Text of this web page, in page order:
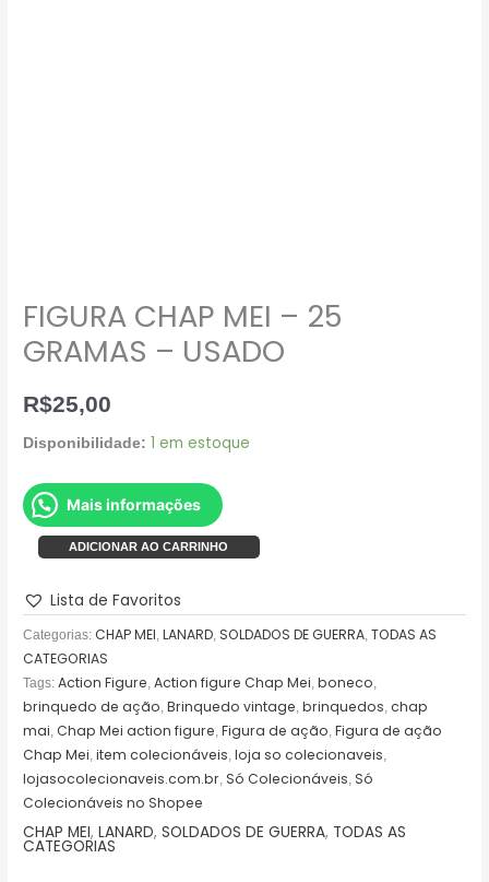
FIGURA CHAP MEI – 25
GRAMAS – USADO
R$25,00
Disponibilidade: 1 em estoque
Mais informações
ADICIONAR AO CARRINHO
Lista de Favoritos
Categorias:CHAP MEI ,LANARD ,SOLDADOS DE GUERRA ,TODAS AS
CATEGORIAS
Tags: Action Figure Action figure Chap Mei ,boneco
brinquedo de ação ,Brinquedo vintage ,brinquedos ,chap
mai ,Chap Mei action figure ,Figura de ação ,Figura de ação
Chap Mei ,item colecionáveis ,loja so colecionaveis
lojasocolecionaveis.com.br ,Só Colecionáveis ,Só
Colecionáveis no Shopee
CHAP MEI,LANARD,SOLDADOS DE GUERRA, TODAS AS
CATEGORIAS